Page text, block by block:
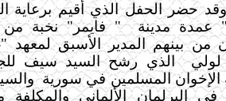
وقد حضر الحفل الذي أقيم برعاية
عمدة مدينة
" فايمر" نخبة من
من بينهم المدير الأسبق
لولي
الذي رشح السيد سيف
الإخوان المسلمين في سورية
في البرلمان الألماني